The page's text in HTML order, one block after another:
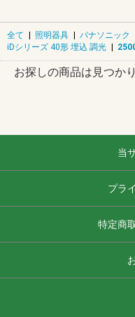
全て | 照明器具 | パナソニック
iDシリーズ 40形 埋込 調光 |
お探しの商品は見つか
当
プラ
特定商